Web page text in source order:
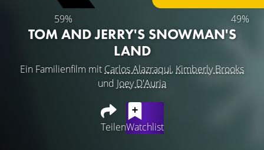
59% 49%
TOM AND JERRY'S SNOWMAN'S
LAND
Ein Familienfilm mit Carlos Alazraqui, Kimberly Brooks
und Joey D'Auria
TeilenWatchlist